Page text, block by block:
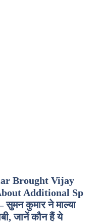
Brought Vijay
Additional Sp
कुमार ने माल्या
जानें कौन हैं ये